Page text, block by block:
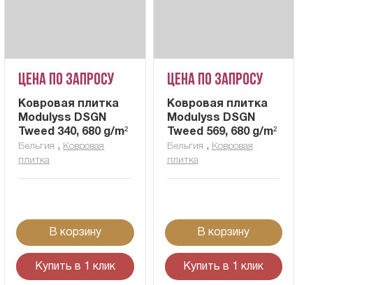
Цена по запросу
Ковровая плитка
Modulyss DSGN
Tweed 340, 680 g/m²
Бельгия , Ковровая
плитка
В корзину
Купить в 1 клик
Цена по запросу
Ковровая плитка
Modulyss DSGN
Tweed 569, 680 g/m²
Бельгия , Ковровая
плитка
В корзину
Купить в 1 клик